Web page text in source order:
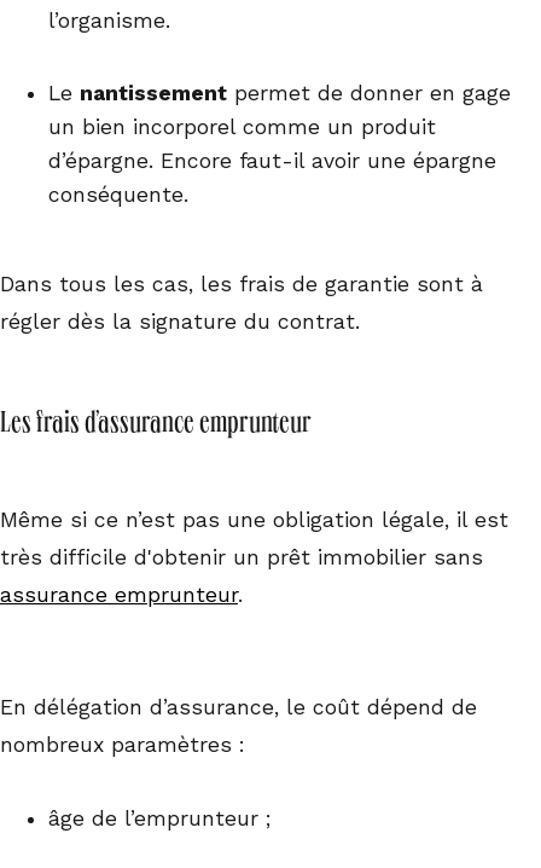
l’organisme.
Le nantissement permet de donner en gage
un bien incorporel comme un produit
d’épargne. Encore faut-il avoir une épargne
conséquente.
Dans tous les cas, les frais de garantie sont à
régler dès la signature du contrat.
Les frais d’assurance emprunteur
Même si ce n’est pas une obligation légale, il est
très difficile d'obtenir un prêt immobilier sans
assurance emprunteur.
En délégation d’assurance, le coût dépend de
nombreux paramètres :
âge de l’emprunteur ;